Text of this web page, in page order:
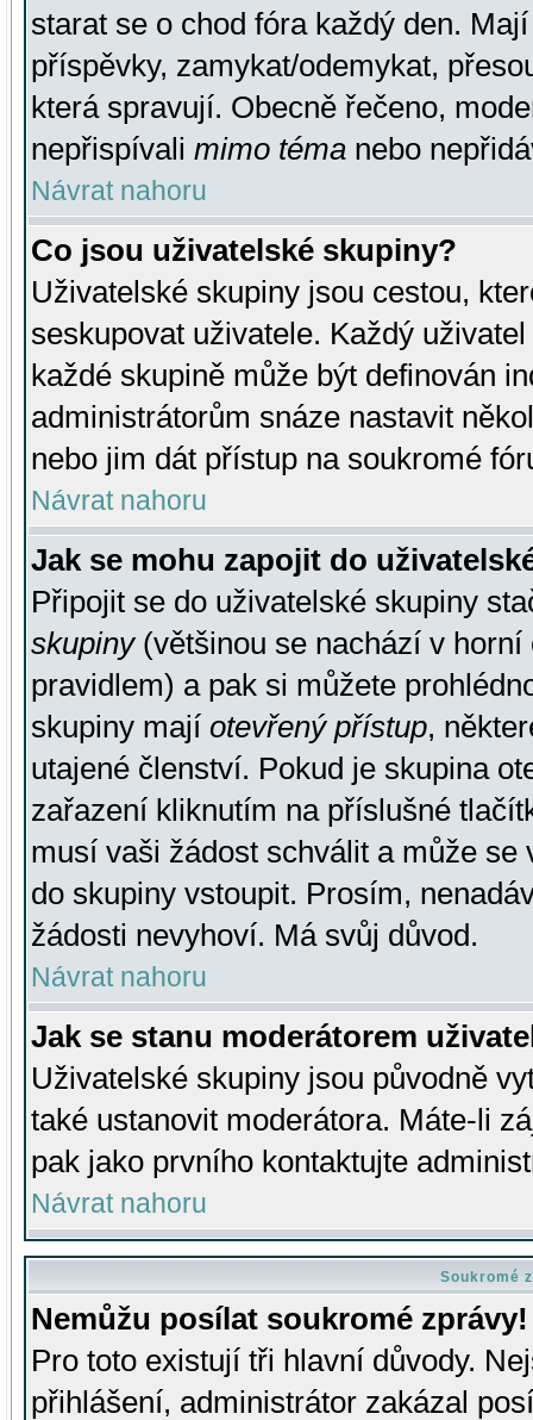
starat se o chod fóra každý den.
příspěvky, zamykat/odemykat,
která spravují. Obecně řečeno,
nepřispívali mimo téma nebo
Návrat nahoru
Co jsou uživatelské skupiny?
Uživatelské skupiny jsou cestou,
seskupovat uživatele. Každý
každé skupině může být definován
administrátorům snáze nastavit
nebo jim dát přístup na soukromé
Návrat nahoru
Jak se mohu zapojit do
Připojit se do uživatelské skupiny
skupiny(většinou se nachází v horní
pravidlem) a pak si můžete
skupiny mají otevřený přístup,
utajené členství. Pokud je skupina
zařazení kliknutím na příslušné
musí vaši žádost schválit a může se
do skupiny vstoupit. Prosím,
žádosti nevyhoví. Má svůj důvod.
Návrat nahoru
Jak se stanu moderátorem
Uživatelské skupiny jsou původně
také ustanovit moderátora. Máte-li
pak jako prvního kontaktujte
Návrat nahoru
Soukromé
Nemůžu posílat soukromé zprávy!
Pro toto existují tři hlavní důvody.
přihlášení, administrátor zakázal